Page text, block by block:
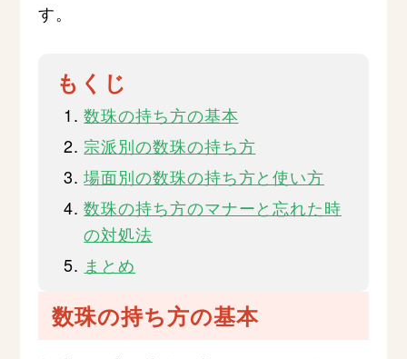
す。
もくじ
数珠の持ち方の基本
宗派別の数珠の持ち方
場面別の数珠の持ち方と使い方
数珠の持ち方のマナーと忘れた時
の対処法
まとめ
数珠の持ち方の基本